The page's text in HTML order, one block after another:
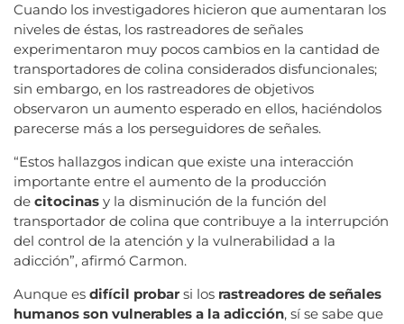
Cuando los investigadores hicieron que aumentaran los
niveles de éstas, los rastreadores de señales
experimentaron muy pocos cambios en la cantidad de
transportadores de colina considerados disfuncionales;
sin embargo, en los rastreadores de objetivos
observaron un aumento esperado en ellos, haciéndolos
parecerse más a los perseguidores de señales.
“Estos hallazgos indican que existe una interacción
importante entre el aumento de la producción
de citocinas y la disminución de la función del
transportador de colina que contribuye a la interrupción
del control de la atención y la vulnerabilidad a la
adicción”, afirmó Carmon.
Aunque es difícil probar si los rastreadores de señales
humanos son vulnerables a la adicción, sí se sabe que